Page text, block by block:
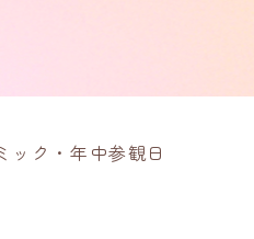
ック・年中参観日